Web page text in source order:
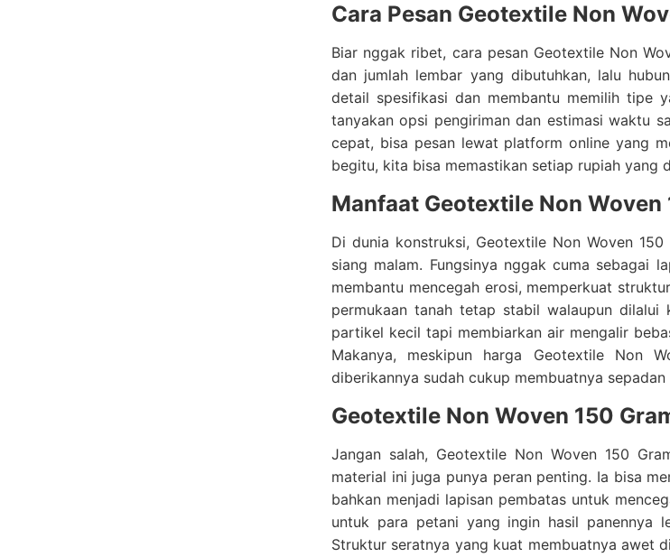
Cara Pesan Geotextile Non
Biar nggak ribet, cara pesan Geotextile Non
dan jumlah lembar yang dibutuhkan, lalu
detail spesifikasi dan membantu memilih tipe
tanyakan opsi pengiriman dan estimasi waktu
cepat, bisa pesan lewat platform online yang
begitu, kita bisa memastikan setiap rupiah yang
Manfaat Geotextile Non
Di dunia konstruksi, Geotextile Non Woven
siang malam. Fungsinya nggak cuma sebagai
membantu mencegah erosi, memperkuat
permukaan tanah tetap stabil walaupun dilalui
partikel kecil tapi membiarkan air mengalir
Makanya, meskipun harga Geotextile Non
diberikannya sudah cukup membuatnya
Geotextile Non Woven 150
Jangan salah, Geotextile Non Woven 150
material ini juga punya peran penting. Ia bisa
bahkan menjadi lapisan pembatas untuk
untuk para petani yang ingin hasil panennya
Struktur seratnya yang kuat membuatnya awet